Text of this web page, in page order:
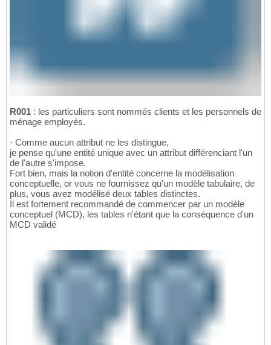
R001 : les particuliers sont nommés clients et les personnels de
ménage employés.
- Comme aucun attribut ne les distingue,
je pense qu'une entité unique avec un attribut différenciant l'un
de l'autre s'impose.
Fort bien, mais la notion d'entité concerne la modélisation
conceptuelle, or vous ne fournissez qu'un modèle tabulaire, de
plus, vous avez modélisé deux tables distinctes.
Il est fortement recommandé de commencer par un modèle
conceptuel (MCD), les tables n'étant que la conséquence d'un
MCD validé